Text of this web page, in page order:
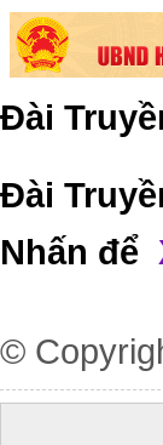
Đài
Đài
Nhấn để
©